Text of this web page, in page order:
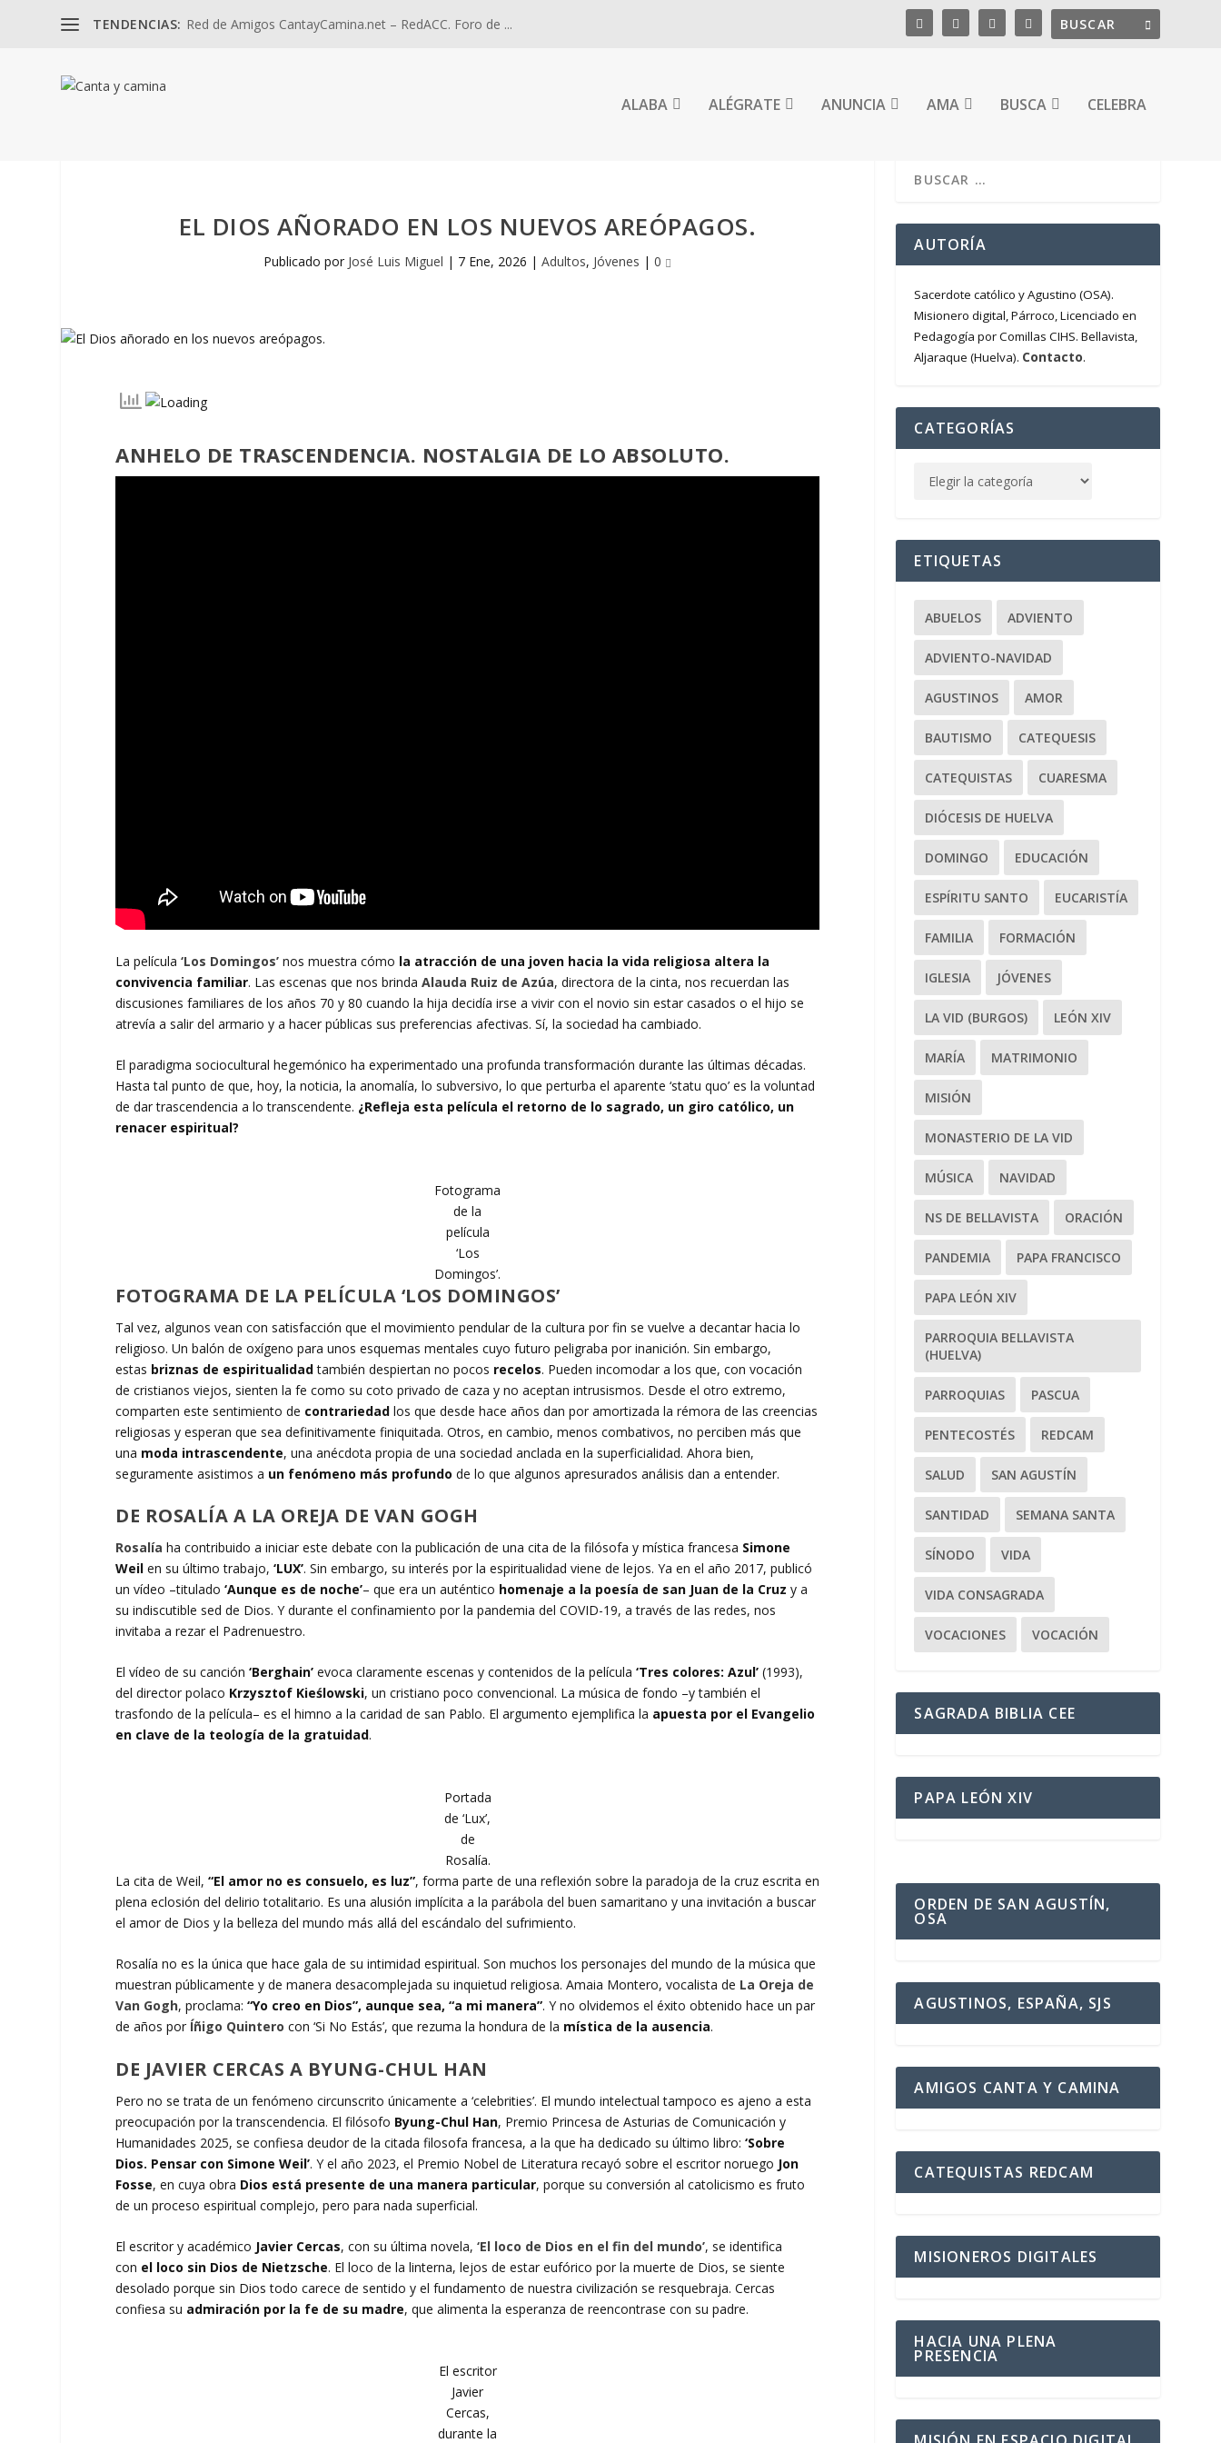
TENDENCIAS: Red de Amigos CantayCamina.net – RedACC. Foro de ...
ALABA ALÉGRATE ANUNCIA AMA BUSCA CELEBRA
EL DIOS AÑORADO EN LOS NUEVOS AREÓPAGOS.
Publicado por José Luis Miguel | 7 Ene, 2026 |Adultos, Jóvenes |0
ANHELO DE TRASCENDENCIA. NOSTALGIA DE LO ABSOLUTO.
La película ‘Los Domingos’ nos muestra cómo la atracción de una joven hacia la vida religiosa altera la
convivencia familiar. Las escenas que nos brindaAlauda Ruiz de Azúa, directora de la cinta, nos recuerdan las
discusiones familiares de los años 70 y 80 cuando la hija decidía irse a vivir con el novio sin estar casados o el hijo se
atrevía a salir del armario y a hacer públicas sus preferencias afectivas. Sí, la sociedad ha cambiado.
El paradigma sociocultural hegemónico ha experimentado una profunda transformación durante las últimas décadas.
Hasta tal punto de que, hoy, la noticia, la anomalía, lo subversivo, lo que perturba el aparente ‘statu quo’ es la voluntad
de dar trascendencia a lo transcendente. ¿Refleja esta película el retorno de lo sagrado, un giro católico, un
renacer espiritual?
Fotograma
de la
película
‘Los
Domingos’.
FOTOGRAMA DE LA PELÍCULA ‘LOS DOMINGOS’
Tal vez, algunos vean con satisfacción que el movimiento pendular de la cultura por fin se vuelve a decantar hacia lo
religioso. Un balón de oxígeno para unos esquemas mentales cuyo futuro peligraba por inanición. Sin embargo,
estas briznas de espiritualidadtambién despiertan no pocos recelos. Pueden incomodar a los que, con vocación
de cristianos viejos, sienten la fe como su coto privado de caza y no aceptan intrusismos. Desde el otro extremo,
comparten este sentimiento de contrariedad los que desde hace años dan por amortizada la rémora de las creencias
religiosas y esperan que sea definitivamente finiquitada. Otros, en cambio, menos combativos, no perciben más que
una moda intrascendente, una anécdota propia de una sociedad anclada en la superficialidad. Ahora bien,
seguramente asistimos a un fenómeno más profundo de lo que algunos apresurados análisis dan a entender.
DE ROSALÍA A LA OREJA DE VAN GOGH
Rosalía ha contribuido a iniciar este debate con la publicación de una cita de la filósofa y mística francesa Simone
Weil en su último trabajo,‘LUX’. Sin embargo, su interés por la espiritualidad viene de lejos. Ya en el año 2017, publicó
un vídeo –titulado ‘Aunque es de noche’– que era un auténtico homenaje a la poesía de san Juan de la Cruz y a
su indiscutible sed de Dios. Y durante el confinamiento por la pandemia del COVID-19, a través de las redes, nos
invitaba a rezar el Padrenuestro.
El vídeo de su canción ‘Berghain’ evoca claramente escenas y contenidos de la película ‘Tres colores: Azul’ (1993),
del director polaco Krzysztof Kieślowski, un cristiano poco convencional. La música de fondo –y también el
trasfondo de la película– es el himno a la caridad de san Pablo. El argumento ejemplifica la apuesta por el Evangelio
en clave de la teología de la gratuidad.
Portada
de ‘Lux’,
de
Rosalía.
La cita de Weil,“El amor no es consuelo, es luz”, forma parte de una reflexión sobre la paradoja de la cruz escrita en
plena eclosión del delirio totalitario. Es una alusión implícita a la parábola del buen samaritano y una invitación a buscar
el amor de Dios y la belleza del mundo más allá del escándalo del sufrimiento.
Rosalía no es la única que hace gala de su intimidad espiritual. Son muchos los personajes del mundo de la música que
muestran públicamente y de manera desacomplejada su inquietud religiosa. Amaia Montero, vocalista de La Oreja de
Van Gogh, proclama:“Yo creo en Dios”, aunque sea, “a mi manera”. Y no olvidemos el éxito obtenido hace un par
de años por Íñigo Quintero con ‘Si No Estás’, que rezuma la hondura de la mística de la ausencia.
DE JAVIER CERCAS A BYUNG-CHUL HAN
Pero no se trata de un fenómeno circunscrito únicamente a ‘celebrities’. El mundo intelectual tampoco es ajeno a esta
preocupación por la transcendencia. El filósofo Byung-Chul Han, Premio Princesa de Asturias de Comunicación y
Humanidades 2025, se confiesa deudor de la citada filosofa francesa, a la que ha dedicado su último libro:‘Sobre
Dios. Pensar con Simone Weil’. Y el año 2023, el Premio Nobel de Literatura recayó sobre el escritor noruego Jon
Fosse, en cuya obra Dios está presente de una manera particular, porque su conversión al catolicismo es fruto
de un proceso espiritual complejo, pero para nada superficial.
El escritor y académico Javier Cercas, con su última novela,‘El loco de Dios en el fin del mundo’, se identifica
con el loco sin Dios de Nietzsche. El loco de la linterna, lejos de estar eufórico por la muerte de Dios, se siente
desolado porque sin Dios todo carece de sentido y el fundamento de nuestra civilización se resquebraja. Cercas
confiesa su admiración por la fe de su madre, que alimenta la esperanza de reencontrase con su padre.
El escritor
Javier
Cercas,
durante la
AUTORÍA
Sacerdote católico y Agustino (OSA).
Misionero digital, Párroco, Licenciado en
Pedagogía por Comillas CIHS. Bellavista,
Aljaraque (Huelva). Contacto.
CATEGORÍAS
ETIQUETAS
ABUELOS ADVIENTO
ADVIENTO-NAVIDAD
AGUSTINOS AMOR
BAUTISMO CATEQUESIS
CATEQUISTAS CUARESMA
DIÓCESIS DE HUELVA
DOMINGO EDUCACIÓN
ESPÍRITU SANTO EUCARISTÍA
FAMILIA FORMACIÓN
IGLESIA JÓVENES
LA VID (BURGOS) LEÓN XIV
MARÍA MATRIMONIO
MISIÓN
MONASTERIO DE LA VID
MÚSICA NAVIDAD
NS DE BELLAVISTA ORACIÓN
PANDEMIA PAPA FRANCISCO
PAPA LEÓN XIV
PARROQUIA BELLAVISTA
(HUELVA)
PARROQUIAS PASCUA
PENTECOSTÉS REDCAM
SALUD SAN AGUSTÍN
SANTIDAD SEMANA SANTA
SÍNODO VIDA
VIDA CONSAGRADA
VOCACIONES VOCACIÓN
SAGRADA BIBLIA CEE
PAPA LEÓN XIV
ORDEN DE SAN AGUSTÍN,
OSA
AGUSTINOS, ESPAÑA, SJS
AMIGOS CANTA Y CAMINA
CATEQUISTAS REDCAM
MISIONEROS DIGITALES
HACIA UNA PLENA
PRESENCIA